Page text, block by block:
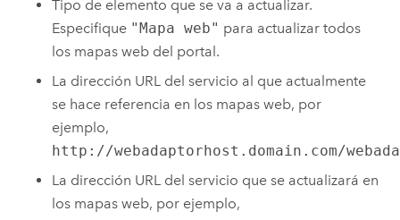
Tipo de elemento que se va a actualizar.
Especifique "Mapa web" para actualizar todos
los mapas web del portal.
La dirección URL del servicio al que actualmente
se hace referencia en los mapas web, por
ejemplo,
http://webadaptorhost.domain.com/
La dirección URL del servicio que se actualizará en
los mapas web, por ejemplo,